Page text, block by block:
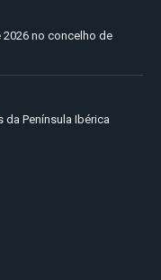
no concelho de
da Península Ibérica